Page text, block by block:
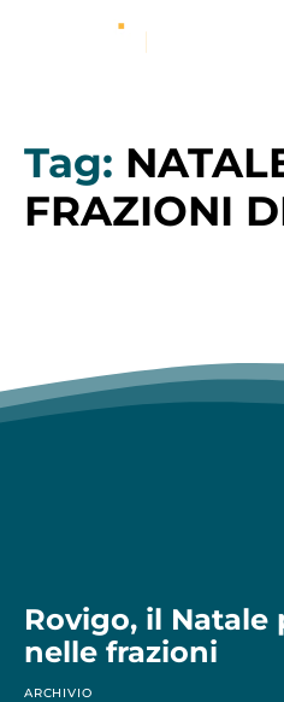
Tag:
FRAZIONI
Rovigo, il
nelle frazioni
ARCHIVIO